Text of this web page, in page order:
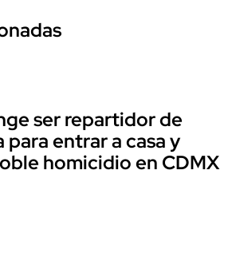
ser repartidor de
entrar a casa y
homicidio en CDMX